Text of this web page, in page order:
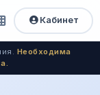
Кабинет
Необходима